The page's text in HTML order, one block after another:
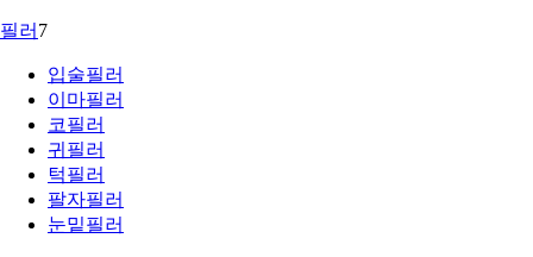
필러 7
입술필러
이마필러
코필러
귀필러
턱필러
팔자필러
눈밑필러